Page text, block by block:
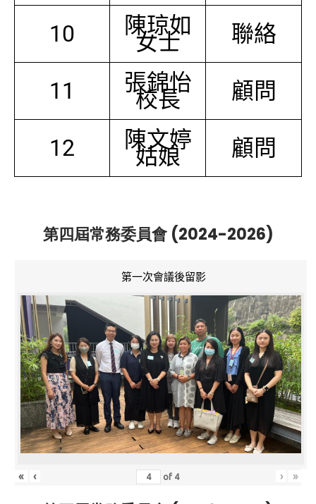
10 陳琼如
女士 聯絡
11 張錦怡
校長 顧問
12 陳文婷
姑娘 顧問
第四屆常務委員會 (2024-2026)
第一次會議後留影
« ‹ of 4 › »